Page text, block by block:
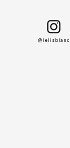
Black Friday
@lelisblanc